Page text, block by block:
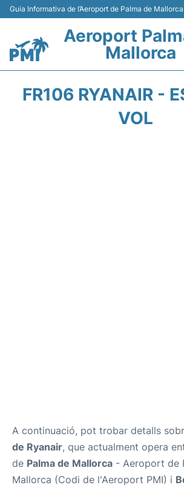
Guia Informativa de l’Aeroport de Palma de
Aeroport
Mallorca
FR106 RYANAIR -
VOL
A continuació, pot trobar detalls
de Ryanair, que actualment opera
de Palma de Mallorca - Aeroport de
Mallorca (Codi de l'Aeroport PMI) i